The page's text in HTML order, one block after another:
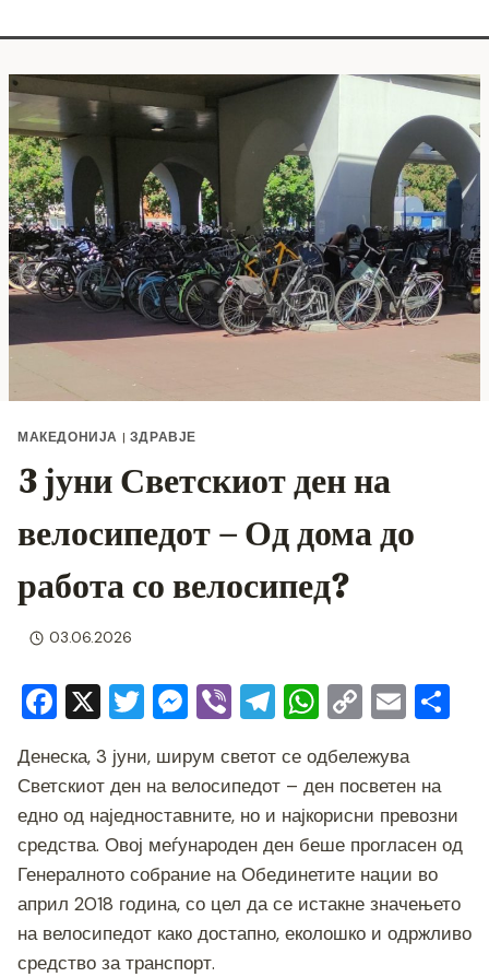
МАКЕДОНИЈА | ЗДРАВЈЕ
3 јуни Светскиот ден на
велосипедот – Од дома до
работа со велосипед?
03.06.2026
F
c
e
b
o
o
k
X T
tt
er
M
ss
e
n
g
er
Vi
er
T
e
gr
a
m
W
at
s
A
p
p
C
p
y
Li
n
k
E
ai
l e
Денеска, 3 јуни, ширум светот се одбележува
Светскиот ден на велосипедот – ден посветен на
едно од наједноставните, но и најкорисни превозни
средства. Овој меѓународен ден беше прогласен од
Генералното собрание на Обединетите нации во
април 2018 година, со цел да се истакне значењето
на велосипедот како достапно, еколошко и одржливо
средство за транспорт.